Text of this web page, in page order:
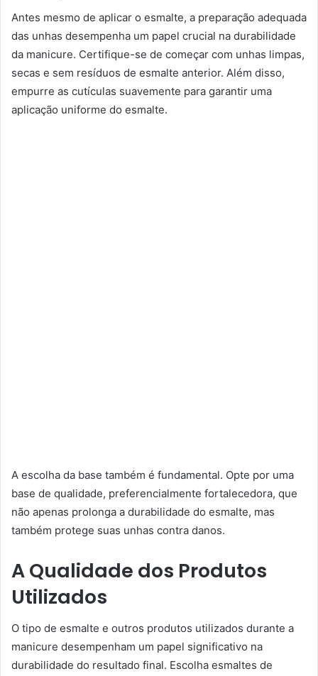
Antes mesmo de aplicar o esmalte, a preparação adequada
das unhas desempenha um papel crucial na durabilidade
da manicure. Certifique-se de começar com unhas limpas,
secas e sem resíduos de esmalte anterior. Além disso,
empurre as cutículas suavemente para garantir uma
aplicação uniforme do esmalte.
A escolha da base também é fundamental. Opte por uma
base de qualidade, preferencialmente fortalecedora, que
não apenas prolonga a durabilidade do esmalte, mas
também protege suas unhas contra danos.
A Qualidade dos Produtos
Utilizados
O tipo de esmalte e outros produtos utilizados durante a
manicure desempenham um papel significativo na
durabilidade do resultado final. Escolha esmaltes de